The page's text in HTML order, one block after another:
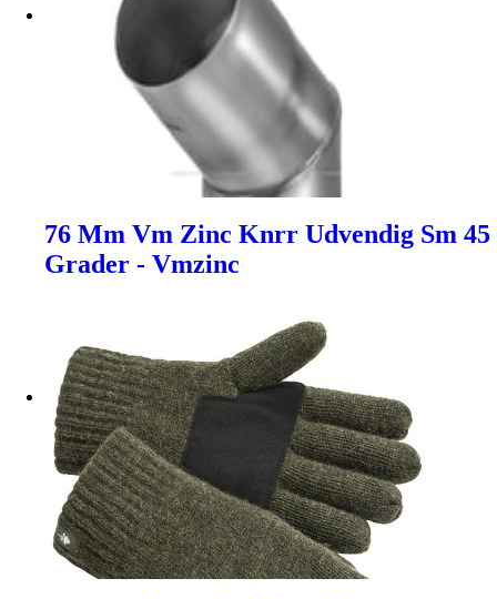
76 Mm Vm Zinc Knrr Udvendig Sm 45
Grader - Vmzinc